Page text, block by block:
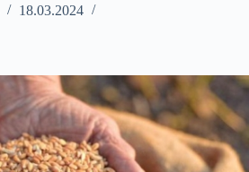
18.03.2024